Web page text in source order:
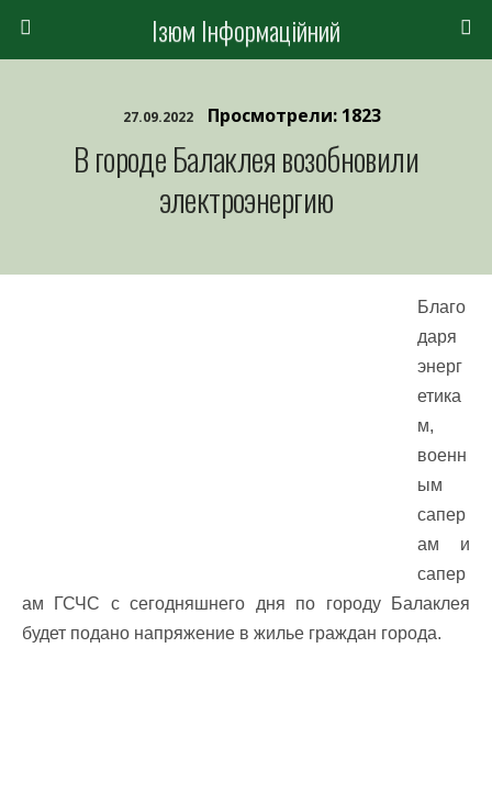
Ізюм Інформаційний
27.09.2022 Просмотрели: 1823
В городе Балаклея возобновили
электроэнергию
Благо
даря
энерг
етика
м,
военн
ым
сапер
ам и
сапер
ам ГСЧС с сегодняшнего дня по городу Балаклея
будет подано напряжение в жилье граждан города.